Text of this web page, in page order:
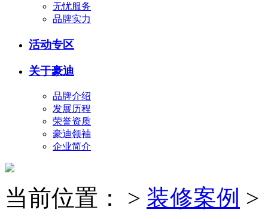
无忧服务
品牌实力
活动专区
关于豪迪
品牌介绍
发展历程
荣誉资质
豪迪领袖
企业简介
当前位置： > 装修案例 >